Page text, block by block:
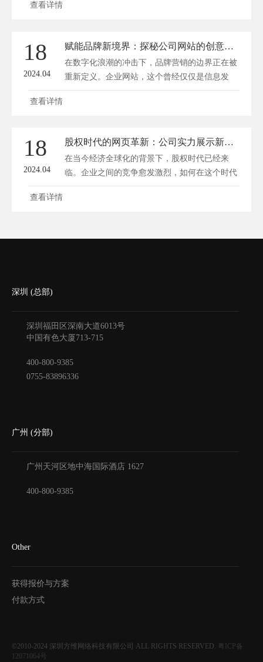
查看详情
18
2024.04
赋能品牌新境界：探秘公司网站的创意转型之路
在数字化浪潮的冲击下，品牌营销的边界正在被
重新定义。企业网站，这个曾经仅仅是信息发
布...
查看详情
18
2024.04
股权时代的网页革新：公司实力展示新境界
在当今经济全球化的背景下，股权时代已经来
临。企业之间的竞争愈发激烈，如何在这个时代
脱...
查看详情
深圳 (总部)
深圳福田区深南大道6013号
中国有色大厦713-715
400-800-9385
0755-83896336
广州 (分部)
广州天河区地中海国际酒店 1627
400-800-9385
Other
获得报价与方案
付款方式
©2010-2024 深圳方维网络科技有限公司 ALL RIGHTS RESERVED.
粤ICP备
12071064号